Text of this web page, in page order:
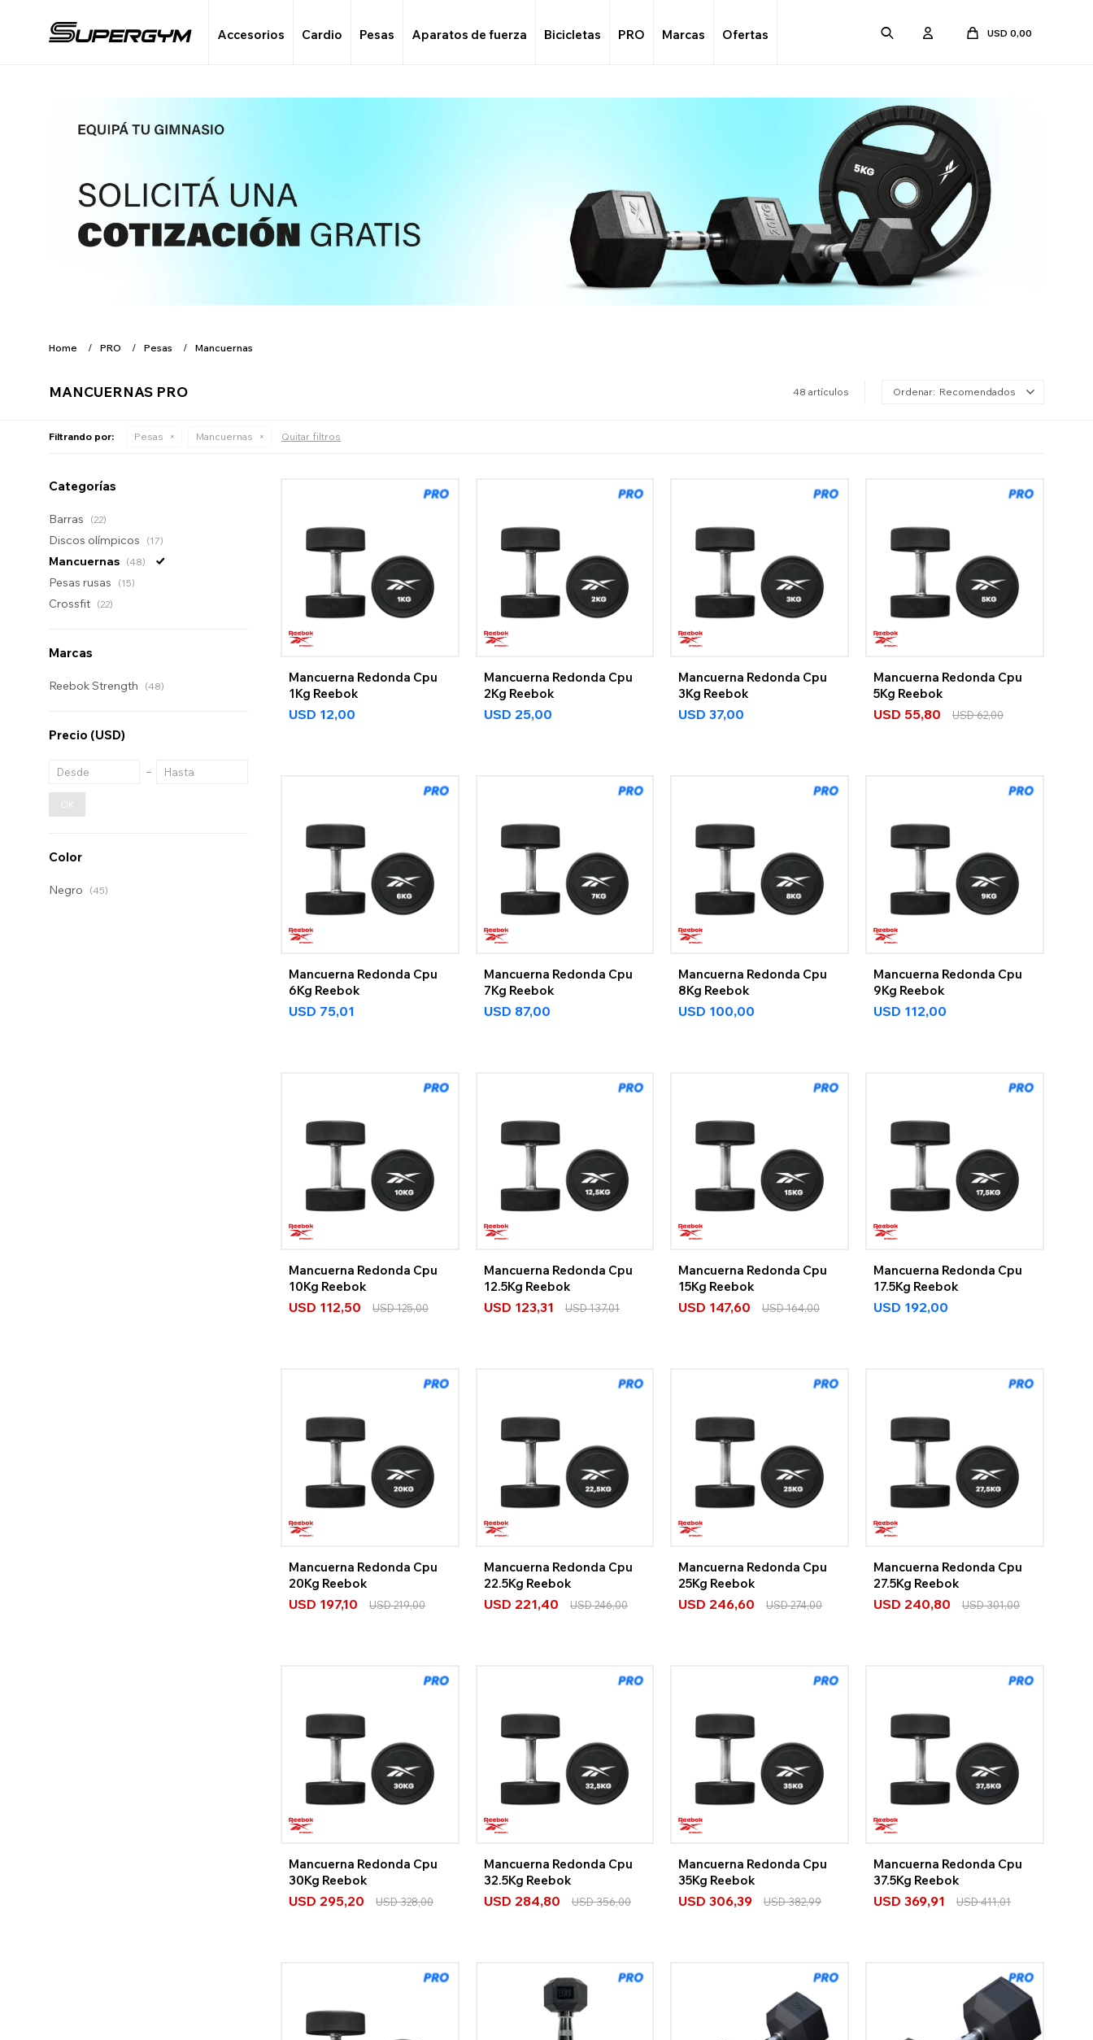
Accesorios Cardio Pesas Aparatos de fuerza Bicicletas PRO Marcas Ofertas USD 0,00
Home PRO Pesas Mancuernas
MANCUERNAS PRO 48 artículos Recomendados
Filtrando por: Pesas Mancuernas Quitar filtros
Mancuerna Redonda Cpu
1Kg Reebok
USD 12,00
Mancuerna Redonda Cpu
2Kg Reebok
USD 25,00
Mancuerna Redonda Cpu
3Kg Reebok
USD 37,00
Mancuerna Redonda Cpu
5Kg Reebok
USD 55,80 USD62,00
Mancuerna Redonda Cpu
6Kg Reebok
USD 75,01
Mancuerna Redonda Cpu
7Kg Reebok
USD 87,00
Mancuerna Redonda Cpu
8Kg Reebok
USD 100,00
Mancuerna Redonda Cpu
9Kg Reebok
USD 112,00
Mancuerna Redonda Cpu
10Kg Reebok
USD 112,50 USD125,00
Mancuerna Redonda Cpu
12.5Kg Reebok
USD 123,31 USD137,01
Mancuerna Redonda Cpu
15Kg Reebok
USD 147,60 USD164,00
Mancuerna Redonda Cpu
17.5Kg Reebok
USD 192,00
Mancuerna Redonda Cpu
20Kg Reebok
USD 197,10 USD219,00
Mancuerna Redonda Cpu
22.5Kg Reebok
USD 221,40 USD246,00
Mancuerna Redonda Cpu
25Kg Reebok
USD 246,60 USD274,00
Mancuerna Redonda Cpu
27.5Kg Reebok
USD 240,80 USD301,00
Mancuerna Redonda Cpu
30Kg Reebok
USD 295,20 USD328,00
Mancuerna Redonda Cpu
32.5Kg Reebok
USD 284,80 USD356,00
Mancuerna Redonda Cpu
35Kg Reebok
USD 306,39 USD382,99
Mancuerna Redonda Cpu
37.5Kg Reebok
USD 369,91 USD411,01
Categorías
Barras (22)
Discos olímpicos (17)
Mancuernas (48)
Pesas rusas (15)
Crossfit (22)
Marcas
Reebok Strength (48)
Precio (USD)
OK
Color
Negro (45)